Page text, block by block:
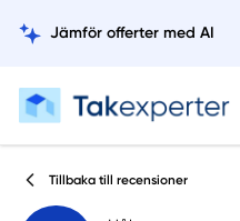
Jämför offerter med AI
Tillbaka till recensioner